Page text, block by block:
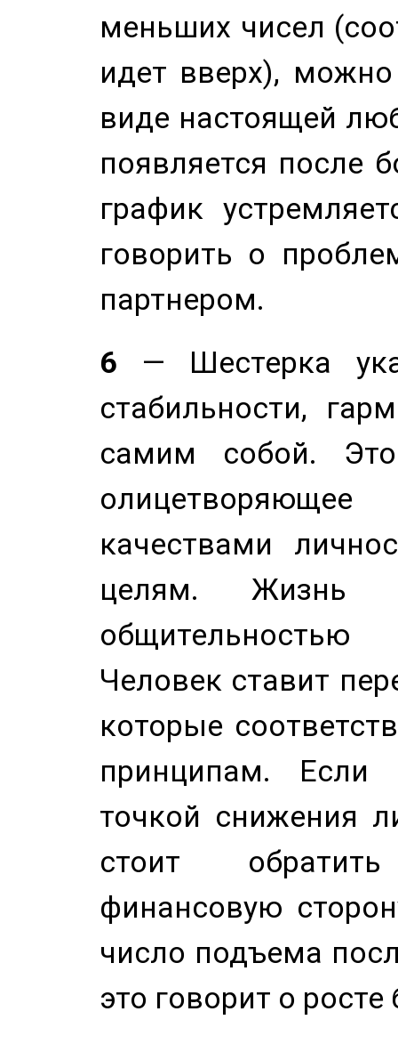
меньших чисел
идет вверх),
виде настоящей
появляется после
график
говорить о
партнером.
6 — Шестерка
стабильности,
самим собой.
качествами
целям. Жизнь
Человек ставит
которые
принципам. Если
точкой снижения
стоит
финансовую
число подъема
это говорит о